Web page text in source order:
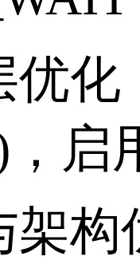
优化
，
架构